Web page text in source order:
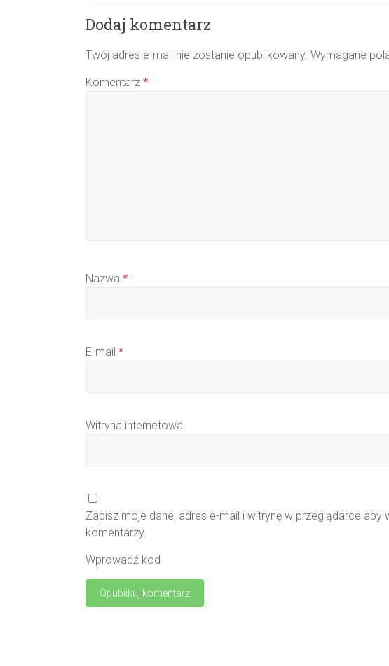
Dodaj komentarz
Twój adres e-mail nie zostanie opublikowany. Wymagane
Komentarz *
Nazwa *
E-mail *
Witryna internetowa
Zapisz moje dane, adres e-mail i witrynę w przeglądarce aby
komentarzy.
Wprowadź kod